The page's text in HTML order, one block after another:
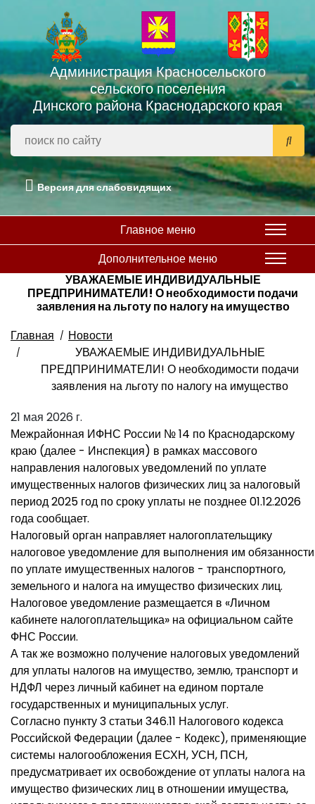
Администрация Красносельского
сельского поселения
Динского района Краснодарского края
Версия для слабовидящих
Главное меню
Дополнительное меню
УВАЖАЕМЫЕ ИНДИВИДУАЛЬНЫЕ
ПРЕДПРИНИМАТЕЛИ! О необходимости подачи
заявления на льготу по налогу на имущество
Главная
Новости
УВАЖАЕМЫЕ ИНДИВИДУАЛЬНЫЕ
ПРЕДПРИНИМАТЕЛИ! О необходимости подачи
заявления на льготу по налогу на имущество
21 мая 2026 г.
Межрайонная ИФНС России № 14 по Краснодарскому
краю (далее - Инспекция) в рамках массового
направления налоговых уведомлений по уплате
имущественных налогов физических лиц за налоговый
период 2025 год по сроку уплаты не позднее 01.12.2026
года сообщает.
Налоговый орган направляет налогоплательщику
налоговое уведомление для выполнения им обязанности
по уплате имущественных налогов - транспортного,
земельного и налога на имущество физических лиц.
Налоговое уведомление размещается в «Личном
кабинете налогоплательщика» на официальном сайте
ФНС России.
А так же возможно получение налоговых уведомлений
для уплаты налогов на имущество, землю, транспорт и
НДФЛ через личный кабинет на едином портале
государственных и муниципальных услуг.
Согласно пункту 3 статьи 346.11 Налогового кодекса
Российской Федерации (далее - Кодекс), применяющие
системы налогообложения ЕСХН, УСН, ПСН,
предусматривает их освобождение от уплаты налога на
имущество физических лиц в отношении имущества,